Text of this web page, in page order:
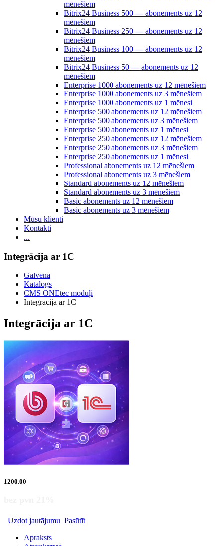
mēnešiem
Bitrix24 Business 500 — abonements uz 12
mēnešiem
Bitrix24 Business 250 — abonements uz 12
mēnešiem
Bitrix24 Business 100 — abonements uz 12
mēnešiem
Bitrix24 Business 50 — abonements uz 12
mēnešiem
Enterprise 1000 abonements uz 12 mēnešiem
Enterprise 1000 abonements uz 3 mēnešiem
Enterprise 1000 abonements uz 1 mēnesi
Enterprise 500 abonements uz 12 mēnešiem
Enterprise 500 abonements uz 3 mēnešiem
Enterprise 500 abonements uz 1 mēnesi
Enterprise 250 abonements uz 12 mēnešiem
Enterprise 250 abonements uz 3 mēnešiem
Enterprise 250 abonements uz 1 mēnesi
Professional abonements uz 12 mēnešiem
Professional abonements uz 3 mēnešiem
Standard abonements uz 12 mēnešiem
Standard abonements uz 3 mēnešiem
Basic abonements uz 12 mēnešiem
Basic abonements uz 3 mēnešiem
Mūsu klienti
Kontakti
...
Integrācija ar 1C
Galvenā
Katalogs
CMS ONEtec moduļi
Integrācija ar 1C
Integrācija ar 1C
1200.00
Uzdot jautājumu Pasūtīt
Apraksts